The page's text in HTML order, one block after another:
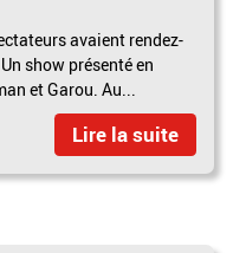
avaient rendez-
show présenté en
et Garou. Au...
Lire la suite